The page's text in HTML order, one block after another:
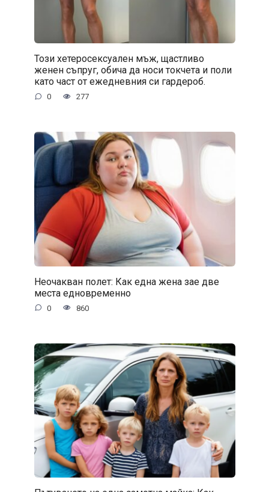
Този хетеросексуален мъж, щастливо
женен съпруг, обича да носи токчета и поли
като част от ежедневния си гардероб.
0 277
Неочакван полет: Как една жена зае две
места едновременно
0 860